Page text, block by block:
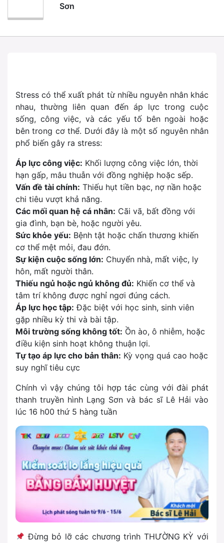
Sơn
Stress có thể xuất phát từ nhiều nguyên nhân khác
nhau, thường liên quan đến áp lực trong cuộc
sống, công việc, và các yếu tố bên ngoài hoặc
bên trong cơ thể. Dưới đây là một số nguyên nhân
phổ biến gây ra stress:
Áp lực công việc: Khối lượng công việc lớn, thời
hạn gấp, mâu thuẫn với đồng nghiệp hoặc sếp.
Vấn đề tài chính: Thiếu hụt tiền bạc, nợ nần hoặc
chi tiêu vượt khả năng.
Các mối quan hệ cá nhân: Cãi vã, bất đồng với
gia đình, bạn bè, hoặc người yêu.
Sức khỏe yếu: Bệnh tật hoặc chấn thương khiến
cơ thể mệt mỏi, đau đớn.
Sự kiện cuộc sống lớn: Chuyển nhà, mất việc, ly
hôn, mất người thân.
Thiếu ngủ hoặc ngủ không đủ: Khiến cơ thể và
tâm trí không được nghỉ ngơi đúng cách.
Áp lực học tập: Đặc biệt với học sinh, sinh viên
gặp nhiều kỳ thi và bài tập.
Môi trường sống không tốt: Ồn ào, ô nhiễm, hoặc
điều kiện sinh hoạt không thuận lợi.
Tự tạo áp lực cho bản thân: Kỳ vọng quá cao hoặc
suy nghĩ tiêu cực
Chính vì vậy chúng tôi hợp tác cùng với đài phát
thanh truyền hình Lạng Sơn và bác sĩ Lê Hải vào
lúc 16 h00 thứ 5 hàng tuần
Đừng bỏ lỡ các chương trình THƯỜNG KỲ với